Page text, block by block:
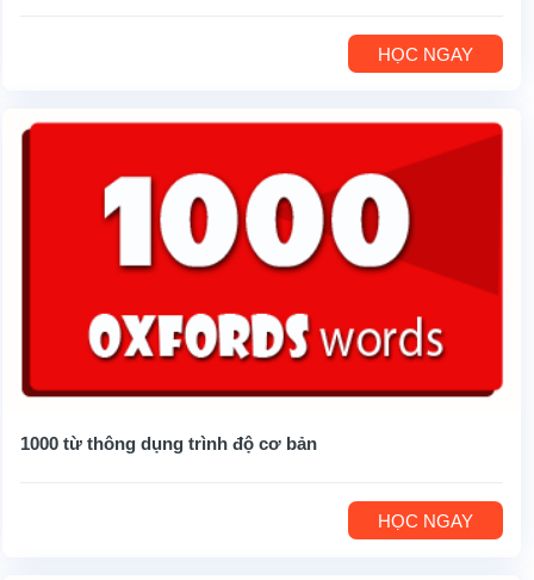
HỌC NGAY
1000 từ thông dụng trình độ cơ bản
HỌC NGAY